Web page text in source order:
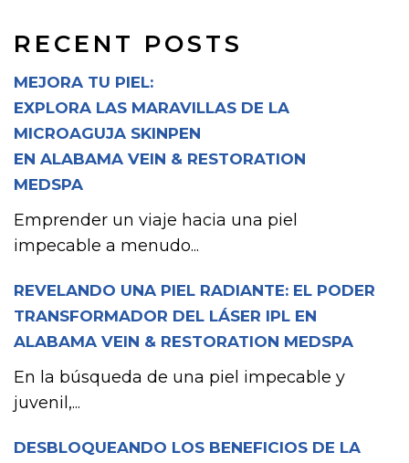
RECENT POSTS
MEJORA TU PIEL:
EXPLORA LAS MARAVILLAS DE LA
MICROAGUJA SKINPEN
EN ALABAMA VEIN & RESTORATION
MEDSPA
Emprender un viaje hacia una piel
impecable a menudo...
REVELANDO UNA PIEL RADIANTE: EL PODER
TRANSFORMADOR DEL LÁSER IPL EN
ALABAMA VEIN & RESTORATION MEDSPA
En la búsqueda de una piel impecable y
juvenil,...
DESBLOQUEANDO LOS BENEFICIOS DE LA